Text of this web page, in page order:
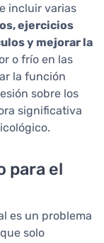
incluir varias
ejercicios
y mejorar la
o frío en las
la función
sobre los
significativa
para el
es un problema
solo